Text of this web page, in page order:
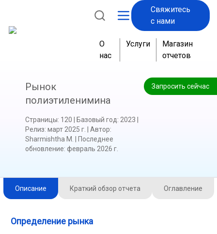
Свяжитесь
с нами
О
нас
Услуги
Магазин
отчетов
Запросить сейчас
Рынок
полиэтиленимина
Страницы: 120 Базовый год: 2023
Релиз: март 2025 г. Автор:
Sharmishtha M.
Последнее
обновление: февраль 2026 г.
Описание Краткий обзор отчета Оглавление
Определение рынка